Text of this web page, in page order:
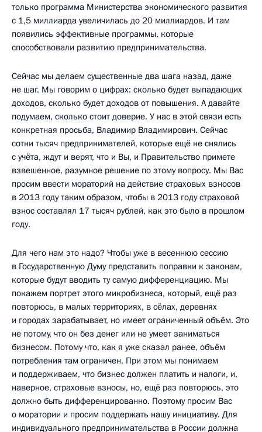
только программа Министерства экономического развития
с 1,5 миллиарда увеличилась до 20 миллиардов. И там
появились эффективные программы, которые
способствовали развитию предпринимательства.
Сейчас мы делаем существенные два шага назад, даже
не шаг. Мы говорим о цифрах: сколько будет выпадающих
доходов, сколько будет доходов от повышения. А давайте
подумаем, сколько стоит доверие. У нас в этой связи есть
конкретная просьба, Владимир Владимирович. Сейчас
сотни тысяч предпринимателей, которые ещё не снялись
с учёта, ждут и верят, что и Вы, и Правительство примете
взвешенное, разумное решение по этому вопросу. Мы Вас
просим ввести мораторий на действие страховых взносов
в 2013 году таким образом, чтобы в 2013 году страховой
взнос составлял 17 тысяч рублей, как это было в прошлом
году.
Для чего нам это надо? Чтобы уже в весеннюю сессию
в Государственную Думу представить поправки к законам,
которые будут вводить ту самую дифференциацию. Мы
покажем портрет этого микробизнеса, который, ещё раз
повторюсь, в малых территориях, в сёлах, деревнях
и городах зарабатывает, но имеет ограниченный объём. Это
не потому, что он без денег или не умеет заниматься
бизнесом. Потому что, как я уже сказал ранее, объём
потребления там ограничен. При этом мы понимаем
и поддерживаем, что бизнес должен платить и налоги, и,
наверное, страховые взносы, но, ещё раз повторюсь, это
должно быть дифференцированно. Поэтому просим Вас
о моратории и просим поддержать нашу инициативу. Для
индивидуального предпринимательства в России должна